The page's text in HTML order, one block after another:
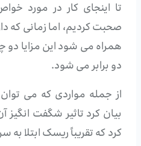
تا اینجای کار در مورد
صحبت کردیم، اما زمانی که
همراه می شود این مزایا دو
دو برابر می شود.
از جمله مواردی که می
بیان کرد تاثیر شگفت انگیز
کرد که تقریباً ریسک ابتلا به